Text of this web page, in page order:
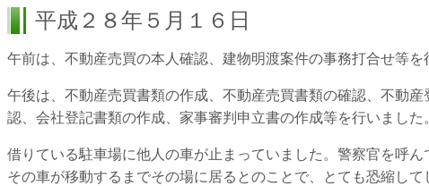
平成２８年５月１６日
午前は、不動産売買の本人確認、建物明渡案件の事務打合せ等を
午後は、不動産売買書類の作成、不動産売買書類の確認、不動
認、会社登記書類の作成、家事審判申立書の作成等を行いました
借りている駐車場に他人の車が止まっていました。警察官を呼
その車が移動するまでその場に居るとのことで、とても恐縮して